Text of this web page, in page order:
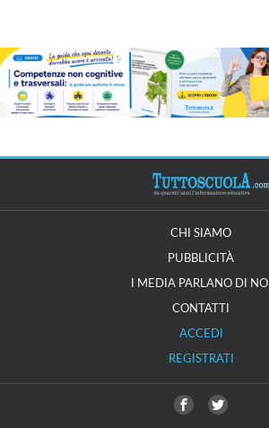
CHI SIAMO
PUBBLICITÀ
I MEDIA PARLANO DI NOI
CONTATTI
ACCEDI
REGISTRATI